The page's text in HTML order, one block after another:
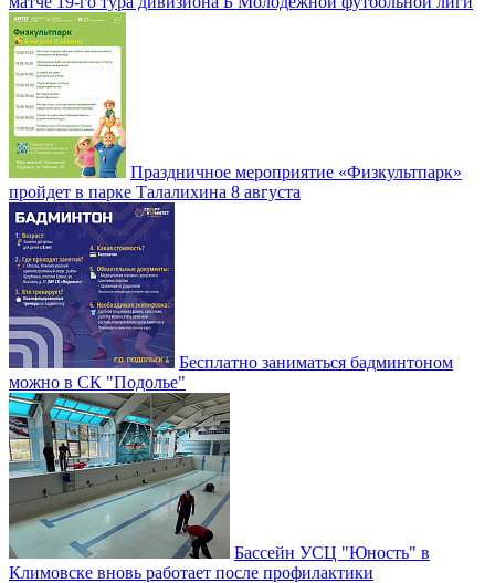
Праздничное мероприятие «Физкультпарк»
пройдет в парке Талалихина 8 августа
Бесплатно заниматься бадминтоном
можно в СК "Подолье"
Бассейн УСЦ "Юность" в
Климовске вновь работает после профилактики